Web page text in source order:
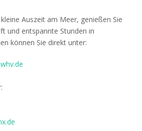
Auszeit am Meer, genießen Sie
und entspannte Stunden in
können Sie direkt unter: